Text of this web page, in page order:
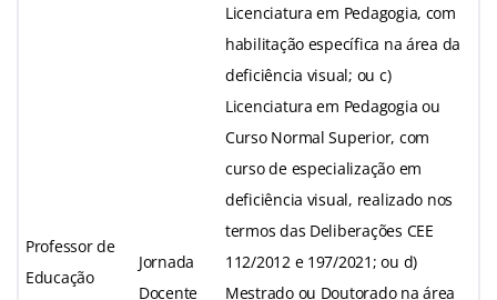
Professor de
Educação
Jornada
Docente
Licenciatura em Pedagogia, com
habilitação específica na área da
deficiência visual; ou c)
Licenciatura em Pedagogia ou
Curso Normal Superior, com
curso de especialização em
deficiência visual, realizado nos
termos das Deliberações CEE
112/2012 e 197/2021; ou d)
Mestrado ou Doutorado na área